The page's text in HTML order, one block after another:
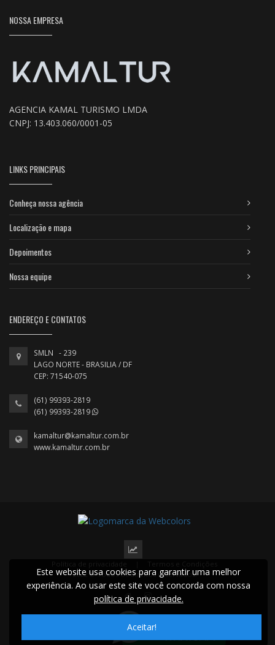
NOSSA EMPRESA
AGENCIA KAMAL TURISMO LMDA
CNPJ: 13.403.060/0001-05
LINKS PRINCIPAIS
Conheça nossa agência
Localização e mapa
Depoimentos
Nossa equipe
ENDEREÇO E CONTATOS
SMLN - 239
LAGO NORTE - BRASILIA / DF
CEP: 71540-075
(61) 99393-2819
(61) 99393-2819
kamaltur@kamaltur.com.br
www.kamaltur.com.br
2022 © Todos os direitos reservados.
Este website usa cookies para garantir uma melhor
experiência. Ao usar este site você concorda com nossa
política de privacidade.
Aceitar!